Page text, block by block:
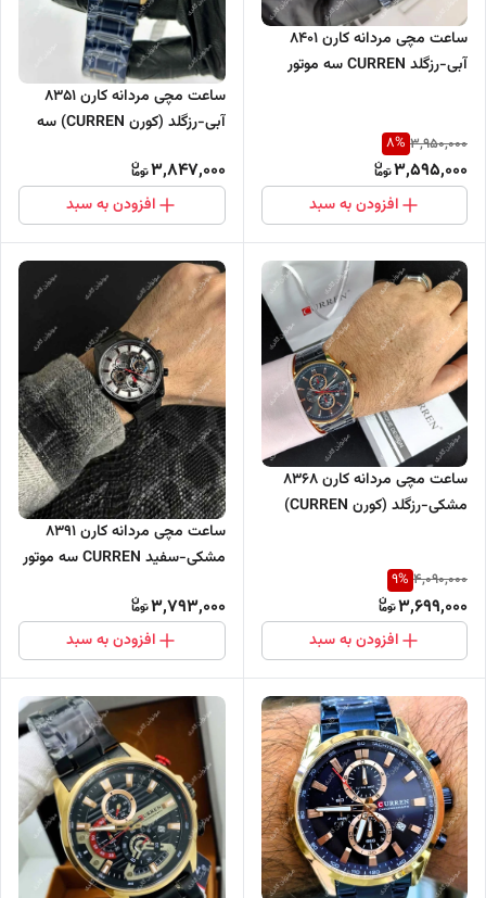
ساعت مچی مردانه کارن 8401
آبی-رزگلد CURREN سه موتور
3,950,000
8%
3,595,000
افزودن به سبد
ساعت مچی مردانه کارن 8351
آبی-رزگلد (کورن CURREN) سه
3,847,000
افزودن به سبد
ساعت مچی مردانه کارن 8368
مشکی-رزگلد (کورن CURREN)
4,090,000
9%
3,699,000
افزودن به سبد
ساعت مچی مردانه کارن 8391
مشکی-سفید CURREN سه موتور
3,793,000
افزودن به سبد